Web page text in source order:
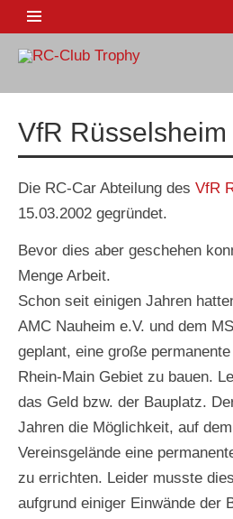
Skip
content
VfR Rüsselsheim
Die RC-Car Abteilung desVfR
15.03.2002 gegründet.
Bevor dies aber geschehen
Menge Arbeit.
Schon seit einigen Jahren
AMC Nauheim e.V. und dem
geplant, eine große
Rhein-Main Gebiet zu bauen.
das Geld bzw. der Bauplatz.
Jahren die Möglichkeit, auf
Vereinsgelände eine
zu errichten. Leider musste
aufgrund einiger Einwände der